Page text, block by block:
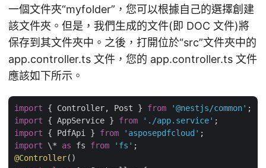
一個文件夾“myfolder”，您可以根據自己的選擇創建
該文件夾。但是，我們生成的文件(即 DOC 文件)將
保存到其文件夾中。之後，打開位於“src”文件夾中的
app.controller.ts 文件，您的 app.controller.ts 文件
應該如下所示。
import { Controller, Post } from '@nestjs/common'
import { AppService } from './app.service'
import { PdfApi } from 'asposepdfcloud'
import \* as fs from 'fs'
@Controller